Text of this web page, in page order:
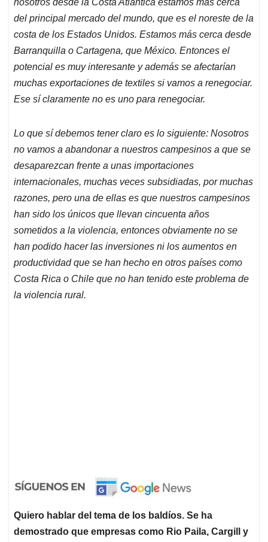
nosotros desde la Costa Atlántica estamos más cerca
del principal mercado del mundo, que es el noreste de la
costa de los Estados Unidos. Estamos más cerca desde
Barranquilla o Cartagena, que México. Entonces el
potencial es muy interesante y además se afectarían
muchas exportaciones de textiles si vamos a renegociar.
Ese sí claramente no es uno para renegociar.
Lo que sí debemos tener claro es lo siguiente: Nosotros
no vamos a abandonar a nuestros campesinos a que se
desaparezcan frente a unas importaciones
internacionales, muchas veces subsidiadas, por muchas
razones, pero una de ellas es que nuestros campesinos
han sido los únicos que llevan cincuenta años
sometidos a la violencia, entonces obviamente no se
han podido hacer las inversiones ni los aumentos en
productividad que se han hecho en otros países como
Costa Rica o Chile que no han tenido este problema de
la violencia rural.
Quiero hablar del tema de los baldíos. Se ha
demostrado que empresas como Rio Paila, Cargill y